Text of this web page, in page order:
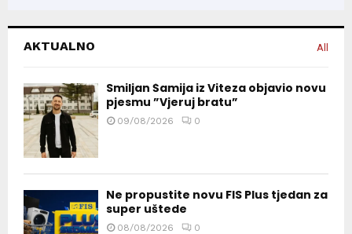
AKTUALNO All
Smiljan Šamija iz Viteza objavio novu
pjesmu ”Vjeruj bratu”
09/08/2026 0
Ne propustite novu FIS Plus tjedan za
super uštede
08/08/2026 0